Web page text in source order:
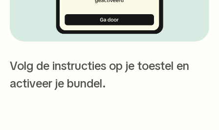
Volg de instructies op je toestel en
activeer je bundel.